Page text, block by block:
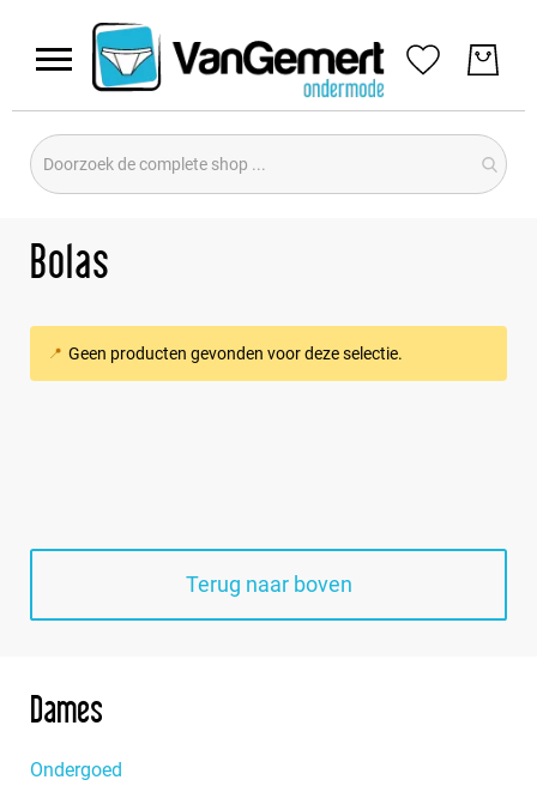
Merken
Beeren
Funderwear
Gino-santi
Irresistible
Bolas
Geen producten gevonden voor deze selectie.
Terug naar boven
Dames
Ondergoed